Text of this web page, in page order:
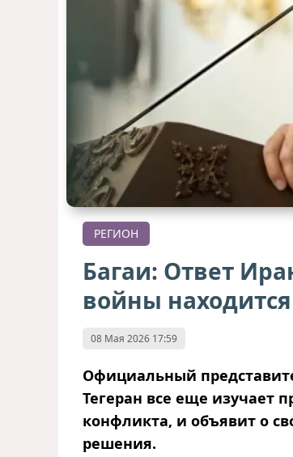
РЕГИОН
Багаи: Ответ
войны
08 Мая 2026 17:59
Официальный
Тегеран все еще изучает
конфликта, и объявит о
решения.